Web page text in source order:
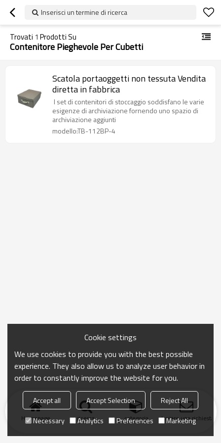
Inserisci un termine di ricerca
Trovati 1 Prodotti Su
Contenitore Pieghevole Per Cubetti
Scatola portaoggetti non tessuta Vendita
diretta in fabbrica
I set di contenitori di stoccaggio soddisfano le varie
esigenze di archiviazione fornendo uno spazio di
archiviazione aggiunti
modello:TB-112BP-4
Homepage ricerca categoria Inviare una richiesta
Cookie settings
We use cookies to provide you with the best possible
experience. They also allow us to analyze user behavior in
order to constantly improve the website for you.
Accept all Accept Selection
Reject All
Necessary
Analytics Preferences Marketing